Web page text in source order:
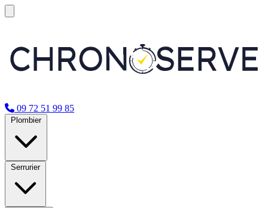
09 72 51 99 85
Plombier
Serrurier